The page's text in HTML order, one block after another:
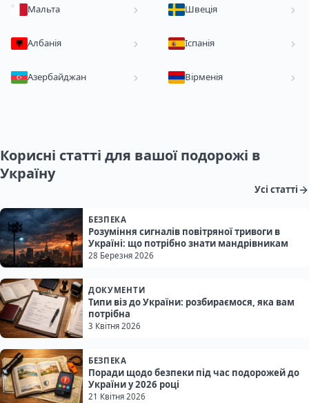
Мальта Швеція
Албанія Іспанія
Азербайджан Вірменія
Корисні статті для вашої подорожі в
Україну
Усі статті
БЕЗПЕКА
Розуміння сигналів повітряної тривоги в
Україні: що потрібно знати мандрівникам
28 Березня 2026
ДОКУМЕНТИ
Типи віз до України: розбираємося, яка вам
потрібна
3 Квітня 2026
БЕЗПЕКА
Поради щодо безпеки під час подорожей до
України у 2026 році
21 Квітня 2026